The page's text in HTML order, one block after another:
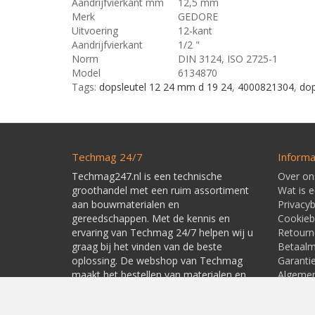
Merk
GEDORE
Uitvoering
12-kant
Aandrijfvierkant
1/2 "
Norm
DIN 3124, ISO 2725-1
Model
6134870
Tags: dopsleutel 12 24 mm d 19 24, 4000821304,
Techmag 24/7
Techmag247.nl is een technische
groothandel met een ruim assortiment
aan bouwmaterialen en
gereedschappen. Met de kennis en
ervaring van Techmag 24/7 helpen wij u
graag bij het vinden van de beste
oplossing. De webshop van Techmag
maakt het bestellen van materialen en
Over
Wat is